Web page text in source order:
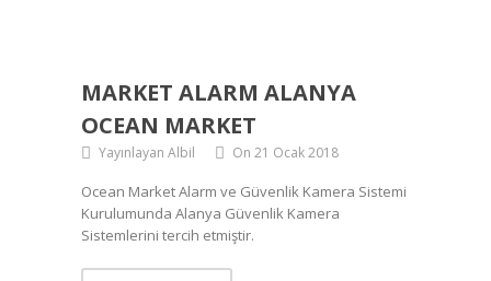
MARKET ALARM ALANYA
OCEAN MARKET
Yayınlayan Albil On 21 Ocak 2018
Ocean Market Alarm ve Güvenlik Kamera Sistemi
Kurulumunda Alanya Güvenlik Kamera
Sistemlerini tercih etmiştir.